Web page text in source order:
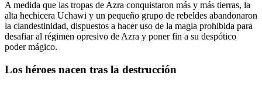
A medida que las tropas de Azra conquistaron más y más tierras, la
alta hechicera Uchawi y un pequeño grupo de rebeldes abandonaron
la clandestinidad, dispuestos a hacer uso de la magia prohibida para
desafiar al régimen opresivo de Azra y poner fin a su despótico
poder mágico.
Los héroes nacen tras la destrucción